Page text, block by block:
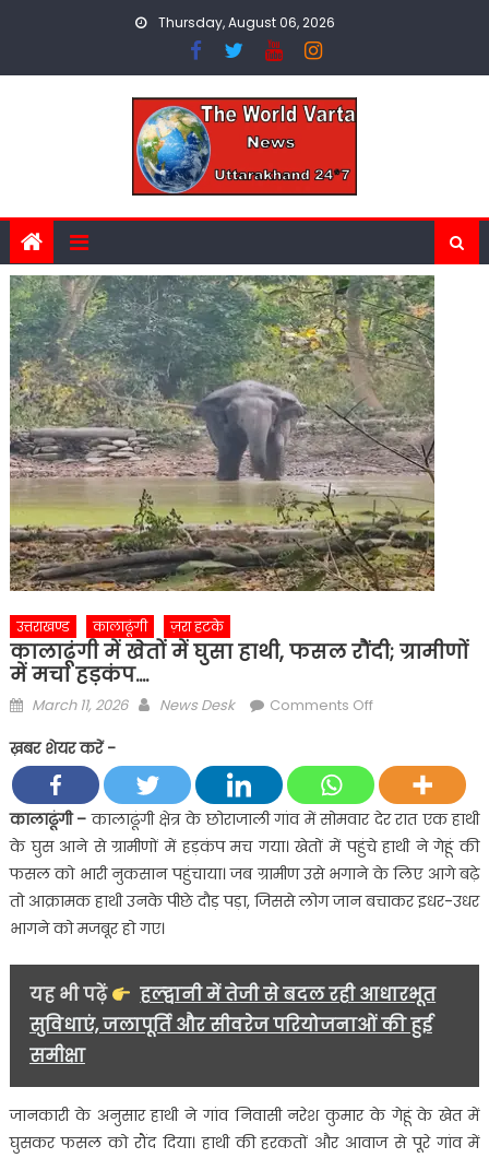
Thursday, August 06, 2026
उत्तराखण्ड कालाढूंगी ज़रा हटके
कालाढूंगी में खेतों में घुसा हाथी, फसल रौंदी; ग्रामीणों
में मचा हड़कंप….
Posted
March 11, 2026 Author
News Desk Comments Offon
खेतों
में
घुसा
हाथी,
फसल
रौंदी;
हड़कंप….
ख़बर शेयर करें -
कालाढूंगी – कालाढूंगी क्षेत्र के छोराजाली गांव में सोमवार देर रात एक हाथी
के घुस आने से ग्रामीणों में हड़कंप मच गया। खेतों में पहुंचे हाथी ने गेहूं की
फसल को भारी नुकसान पहुंचाया। जब ग्रामीण उसे भगाने के लिए आगे बढ़े
तो आक्रामक हाथी उनके पीछे दौड़ पड़ा, जिससे लोग जान बचाकर इधर-उधर
भागने को मजबूर हो गए।
यह भी पढ़ें
हल्द्वानी में तेजी से बदल रही आधारभूत
सुविधाएं, जलापूर्ति और सीवरेज परियोजनाओं की हुई
समीक्षा
जानकारी के अनुसार हाथी ने गांव निवासी नरेश कुमार के गेहूं के खेत में
घुसकर फसल को रौंद दिया। हाथी की हरकतों और आवाज से पूरे गांव में